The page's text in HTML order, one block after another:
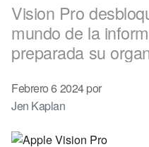
o
r
i
c
p
l
Vision Pro
mundo de la
preparada su
Febrero 6 2024 por
Jen Kaplan